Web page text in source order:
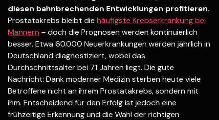
diesen bahnbrechenden Entwicklungen profitieren.
Prostatakrebs bleibt die häufigste Krebserkrankung bei
Männern – doch die Prognosen werden kontinuierlich
besser. Etwa 60.000 Neuerkrankungen werden jährlich in
Deutschland diagnostiziert, wobei das
Durchschnittsalter bei 71 Jahren liegt. Die gute
Nachricht: Dank moderner Medizin sterben heute viele
Betroffene nicht an ihrem Prostatakrebs, sondern mit
ihm. Entscheidend für den Erfolg ist jedoch eine
frühzeitige Erkennung und die Wahl der richtigen